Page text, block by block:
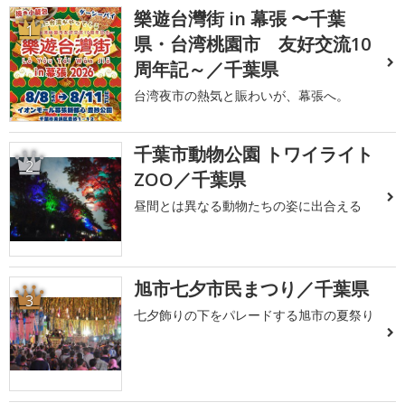
1
樂遊台灣街 in 幕張 〜千葉
県・台湾桃園市 友好交流10
周年記～／千葉県
台湾夜市の熱気と賑わいが、幕張へ。
2
千葉市動物公園 トワイライト
ZOO／千葉県
昼間とは異なる動物たちの姿に出合える
3 旭市七夕市民まつり／千葉県
七夕飾りの下をパレードする旭市の夏祭り